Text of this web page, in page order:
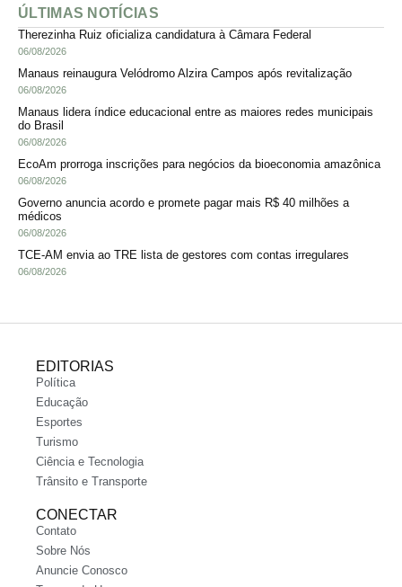
ÚLTIMAS NOTÍCIAS
Therezinha Ruiz oficializa candidatura à Câmara Federal
06/08/2026
Manaus reinaugura Velódromo Alzira Campos após revitalização
06/08/2026
Manaus lidera índice educacional entre as maiores redes municipais
do Brasil
06/08/2026
EcoAm prorroga inscrições para negócios da bioeconomia amazônica
06/08/2026
Governo anuncia acordo e promete pagar mais R$ 40 milhões a
médicos
06/08/2026
TCE-AM envia ao TRE lista de gestores com contas irregulares
06/08/2026
EDITORIAS
Política
Educação
Esportes
Turismo
Ciência e Tecnologia
Trânsito e Transporte
CONECTAR
Contato
Sobre Nós
Anuncie Conosco